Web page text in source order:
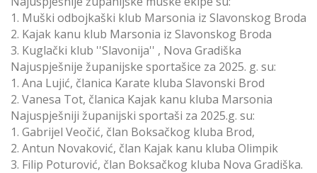
1. Muški odbojkaški klub Marsonia iz Slavonskog Broda
2. Kajak kanu klub Marsonia iz Slavonskog Broda
3. Kuglački klub ''Slavonija'' , Nova Gradiška
Najuspješnije županijske sportašice za 2025. g. su:
1. Ana Lujić, članica Karate kluba Slavonski Brod
2. Vanesa Tot, članica Kajak kanu kluba Marsonia
Najuspješniji županijski sportaši za 2025.g. su:
1. Gabrijel Veočić, član Boksačkog kluba Brod,
2. Antun Novaković, član Kajak kanu kluba Olimpik
3. Filip Poturović, član Boksačkog kluba Nova Gradiška.